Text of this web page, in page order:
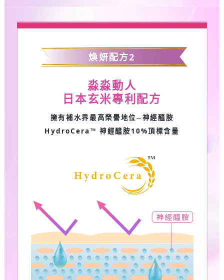
煥妍配方2
淼淼動人
日本玄米專利配方
擁有補水界最高榮譽地位─神經醯胺
HydroCera™神經醯胺10%頂標含量